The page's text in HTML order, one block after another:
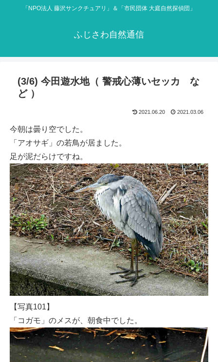
「NPO法人 藤沢サンクチュアリ」＆「市民団体 大庭自然探偵団」
ふじさわ自然通信
(3/6) 今田遊水地（ 警戒心薄いセッカ な
ど ）
2021.06.20 2021.03.06
今朝は曇り空でした。
「アオサギ」の若鳥が居ました。
足が泥だらけですね。
【写真101】
「コガモ」のメスが、朝食中でした。